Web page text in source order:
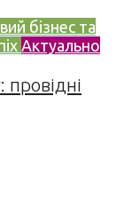
бізнес та
Актуально